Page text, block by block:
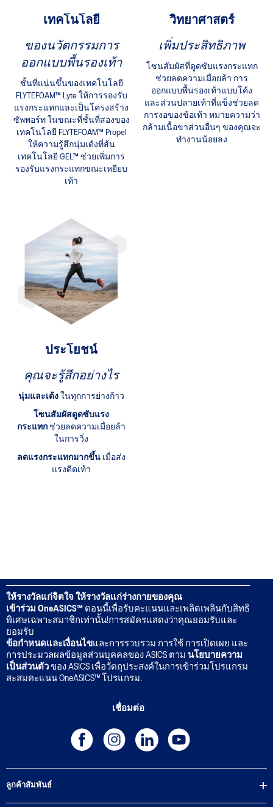
เทคโนโลยี
ของนวัตกรรมการ
ออกแบบพื้นรองเท้า
ชั้นที่แน่นขึ้นของเทคโนโลยี
FLYTEFOAM™ Lyte ให้การรองรับ
แรงกระแทกและเป็นโครงสร้าง
ซัพพอร์ท ในขณะที่ชั้นที่สองของ
เทคโนโลยี FLYTEFOAM™ Propel
ให้ความรู้สึกนุ่มเด้งที่ส้น
เทคโนโลยี GEL™ ช่วยเพิ่มการ
รองรับแรงกระแทกขณะเหยียบ
เท้า
วิทยาศาสตร์
เพิ่มประสิทธิภาพ
โซนสัมผัสที่ดูดซับแรงกระแทก
ช่วยลดความเมื่อยล้า การ
ออกแบบพื้นรองเท้าแบบโค้ง
และส่วนปลายเท้าที่แข็งช่วยลด
การงอของข้อเท้า หมายความว่า
กล้ามเนื้อขาส่วนอื่นๆ ของคุณจะ
ทำงานน้อยลง
ประโยชน์
คุณจะรู้สึกอย่างไร
นุ่มและเด้ง ในทุกการย่างก้าว
โซนสัมผัสดูดซับแรง
กระแทก ช่วยลดความเมื่อยล้า
ในการวิ่ง
ลดแรงกระแทกมากขึ้น เมื่อส่ง
แรงดีดเท้า
ให้รางวัลแก่จิตใจ ให้รางวัลแก่ร่างกายของคุณ
เข้าร่วม OneASICS™ ตอนนี้เพื่อรับคะแนนและเพลิดเพลินกับสิทธิ
พิเศษเฉพาะสมาชิกเท่านั้น!การสมัครแสดงว่าคุณยอมรับและ
ยอมรับ
ข้อกำหนดและเงื่อนไข และการรวบรวม การใช้ การเปิดเผย และ
การประมวลผลข้อมูลส่วนบุคคลของ ASICS ตาม นโยบายความ
เป็นส่วนตัว ของ ASICS เพื่อวัตถุประสงค์ในการเข้าร่วมโปรแกรม
สะสมคะแนน OneASICS™ โปรแกรม.
เชื่อมต่อ
ลูกค้าสัมพันธ์